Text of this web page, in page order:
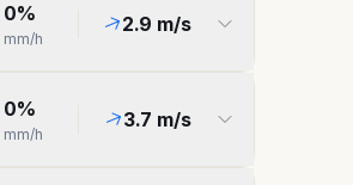
0%
mm/h
2.9 m/s
0%
mm/h
3.7 m/s